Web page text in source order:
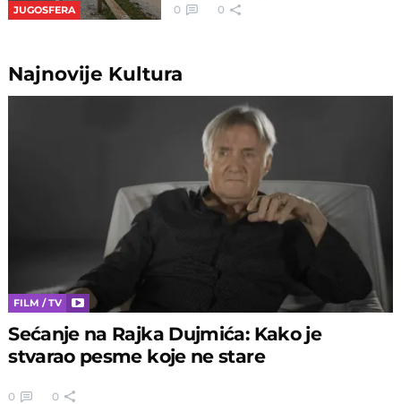
JUGOSFERA 0 0
Najnovije Kultura
FILM / TV
Sećanje na Rajka Dujmića: Kako je
stvarao pesme koje ne stare
0 0